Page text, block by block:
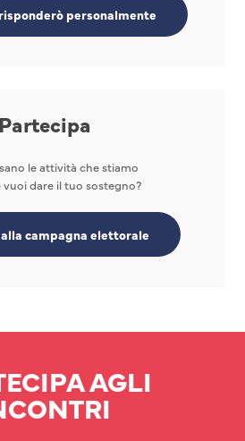
personalmente
Partecipa
le attività che stiamo
vuoi dare il tuo sostegno?
campagna elettorale
AGLI